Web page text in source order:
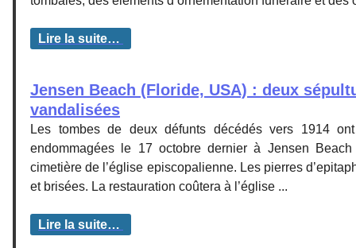
Lire la suite…
Jensen Beach (Floride, USA) : deux
vandalisées
Les tombes de deux défunts décédés vers 1914
endommagées le 17 octobre dernier à Jensen
cimetière de l’église episcopalienne. Les pierres
et brisées. La restauration coûtera à l’église ...
Lire la suite…